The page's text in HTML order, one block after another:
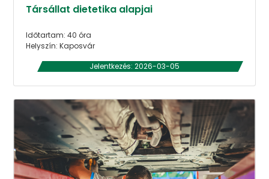
Társállat dietetika alapjai
Időtartam: 40 óra
Helyszín: Kaposvár
Jelentkezés: 2026-03-05